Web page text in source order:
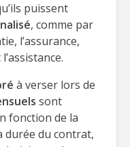
puissent
, comme par
l’assurance,
à verser lors de
sont
fonction de la
durée du contrat,